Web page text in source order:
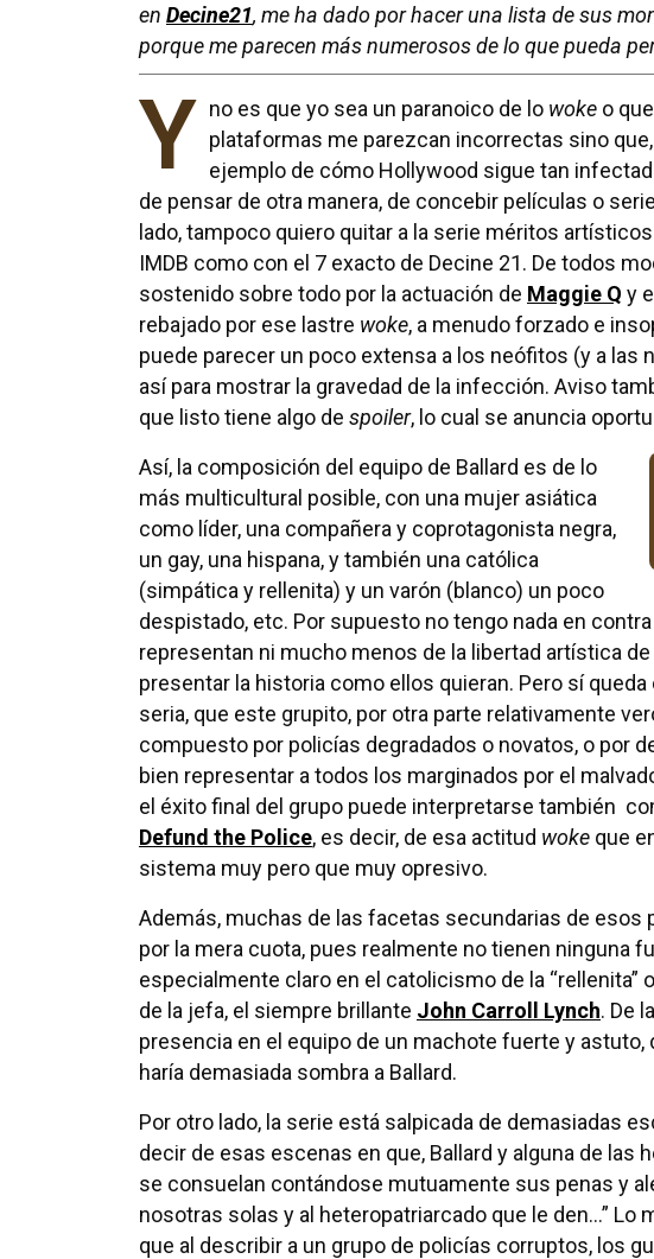
en Decine21, me ha dado por hacer una lista de sus
porque me parecen más numerosos de lo que pueda
Y no es que yo sea un paranoico de lo wokeo
plataformas me parezcan incorrectas sino
ejemplo de cómo Hollywood sigue tan
de pensar de otra manera, de concebir películas o
lado, tampoco quiero quitar a la serie méritos
IMDB como con el 7 exacto de Decine 21. De todos
sostenido sobre todo por la actuación de Maggie Q y
rebajado por ese lastre woke, a menudo forzado e
puede parecer un poco extensa a los neófitos (y a las
así para mostrar la gravedad de la infección. Aviso
que listo tiene algo de spoiler, lo cual se anuncia
Así, la composición del equipo de Ballard es de lo
más multicultural posible, con una mujer asiática
como líder, una compañera y coprotagonista negra,
un gay, una hispana, y también una católica
(simpática y rellenita) y un varón (blanco) un poco
despistado, etc. Por supuesto no tengo nada en
representan ni mucho menos de la libertad artística
presentar la historia como ellos quieran. Pero sí
seria, que este grupito, por otra parte relativamente
compuesto por policías degradados o novatos, o por
bien representar a todos los marginados por el
el éxito final del grupo puede interpretarse también
Defund the Police, es decir, de esa actitud woke que
sistema muy pero que muy opresivo.
Además, muchas de las facetas secundarias de esos
por la mera cuota, pues realmente no tienen ninguna
especialmente claro en el catolicismo de la “rellenita”
de la jefa, el siempre brillante John Carroll Lynch. De
presencia en el equipo de un machote fuerte y astuto,
haría demasiada sombra a Ballard.
Por otro lado, la serie está salpicada de demasiadas
decir de esas escenas en que, Ballard y alguna de las
se consuelan contándose mutuamente sus penas y
nosotras solas y al heteropatriarcado que le den…”
que al describir a un grupo de policías corruptos, los